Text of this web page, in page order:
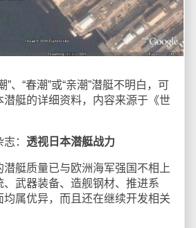
“春潮”或“亲潮”潜艇不明白，可
潜艇的详细资料，内容来源于《世
： 透视日本潜艇战力
艇质量已与欧洲海军强国不相上
、武器装备、造舰钢材、推进系
属优异，而且还在继续开发相关